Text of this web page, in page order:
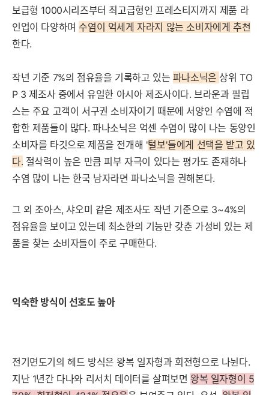
보급형 1000시리즈부터 최고급형인 프레스티지까지 제품 라
인업이 다양하며수염이 억세게 자라지 않는 소비자에게 추천
한다.
작년 기준 7%의 점유율을 기록하고 있는 파나소닉은 상위 TO
P 3 제조사 중에서 유일한 아시아 제조사이다. 브라운과 필립
스는 주요 고객이 서구권 소비자이기 때문에 서양인 수염에 적
합한 제품들이 많다. 파나소닉은 억센 수염이 많이 나는 동양인
소비자를 타깃으로 제품을 전개해 '털보'들에게 선택을 받고 있
다. 절삭력이 높은 만큼 피부 자극이 있다는 평가도 존재하나
수염 많이 나는 한국 남자라면 파나소닉을 권해본다.
그 외 조아스, 샤오미 같은 제조사도 작년 기준으로 3~4%의
점유율을 보이고 있는데 최소한의 기능만 갖춘 가성비 있는 제
품을 찾는 소비자들이 주로 구매한다.
익숙한 방식이 선호도 높아
전기면도기의 헤드 방식은 왕복 일자형과 회전형으로 나뉜다.
지난 1년간 다나와 리서치 데이터를 살펴보면왕복 일자형이 5